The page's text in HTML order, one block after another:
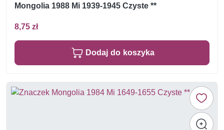
Mongolia 1988 Mi 1939-1945 Czyste **
8,75 zł
Dodaj do koszyka